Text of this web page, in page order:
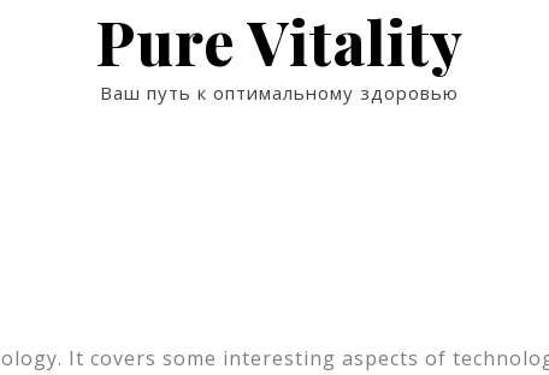
Pure Vitality
Ваш путь к оптимальному здоровью
It covers some interesting aspects of